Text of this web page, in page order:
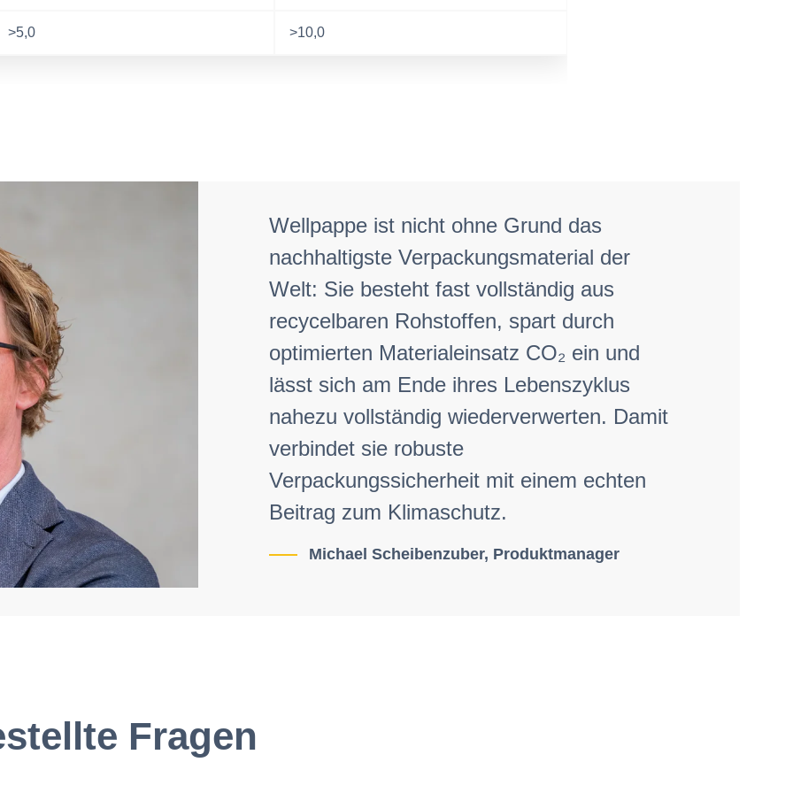
>5,0 >10,0
Wellpappe ist nicht ohne Grund das
nachhaltigste Verpackungsmaterial der
Welt: Sie besteht fast vollständig aus
recycelbaren Rohstoffen, spart durch
optimierten Materialeinsatz CO₂ ein und
lässt sich am Ende ihres Lebenszyklus
nahezu vollständig wiederverwerten. Damit
verbindet sie robuste
Verpackungssicherheit mit einem echten
Beitrag zum Klimaschutz.
Michael Scheibenzuber, Produktmanager
Fragen